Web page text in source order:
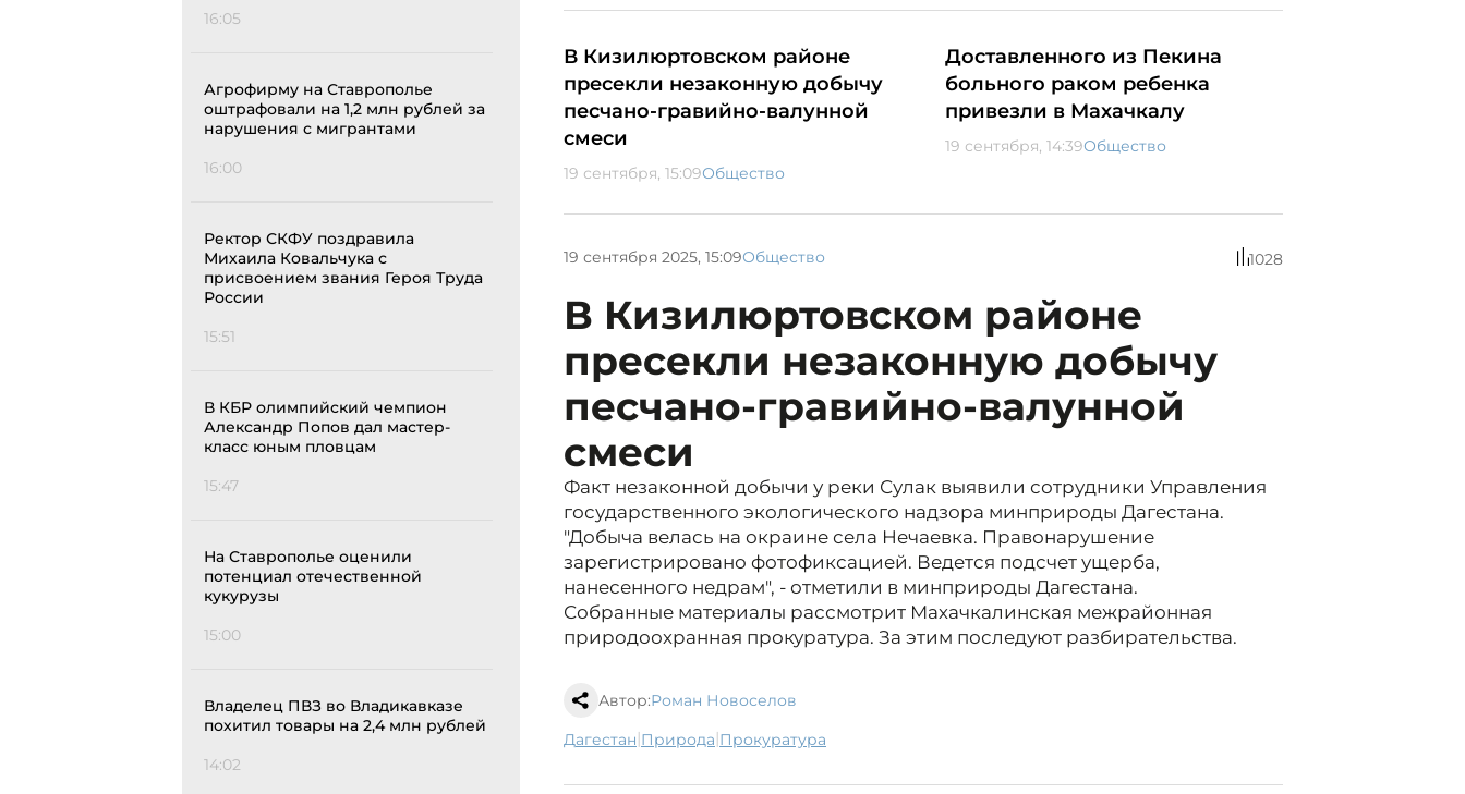
16:05
Агрофирму на Ставрополье
оштрафовали на 1,2 млн рублей за
нарушения с мигрантами
16:00
Ректор СКФУ поздравила
Михаила Ковальчука с
присвоением звания Героя Труда
России
15:51
В КБР олимпийский чемпион
Александр Попов дал мастер-
класс юным пловцам
15:47
На Ставрополье оценили
потенциал отечественной
кукурузы
15:00
Владелец ПВЗ во Владикавказе
похитил товары на 2,4 млн рублей
14:02
В Кизилюртовском районе
пресекли незаконную добычу
песчано-гравийно-валунной
смеси
19 сентября, 15:09Общество
Доставленного из Пекина
больного раком ребенка
привезли в Махачкалу
19 сентября, 14:39Общество
19 сентября 2025, 15:09Общество 1028
В Кизилюртовском районе
пресекли незаконную добычу
песчано-гравийно-валунной
смеси
Факт незаконной добычи у реки Сулак выявили сотрудники Управления
государственного экологического надзора минприроды Дагестана.
"Добыча велась на окраине села Нечаевка. Правонарушение
зарегистрировано фотофиксацией. Ведется подсчет ущерба,
нанесенного недрам", - отметили в минприроды Дагестана.
Собранные материалы рассмотрит Махачкалинская межрайонная
природоохранная прокуратура. За этим последуют разбирательства.
Автор:Роман Новоселов
Дагестан| природа| прокуратура